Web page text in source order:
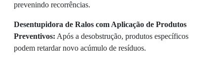
prevenindo recorrências.
Desentupidora de Ralos com Aplicação de Produtos
Preventivos: Após a desobstrução, produtos específicos
podem retardar novo acúmulo de resíduos.